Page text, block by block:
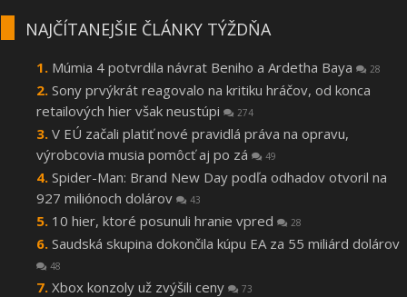
NAJČÍTANEJŠIE ČLÁNKY TÝŽDŇA
Múmia 4 potvrdila návrat Beniho a Ardetha Baya 28
Sony prvýkrát reagovalo na kritiku hráčov, od konca
retailových hier však neustúpi
274
V EÚ začali platiť nové pravidlá práva na opravu,
výrobcovia musia pomôcť aj po zá
49
Spider-Man: Brand New Day podľa odhadov otvoril na
927 miliónoch dolárov
43
10 hier, ktoré posunuli hranie vpred 28
Saudská skupina dokončila kúpu EA za 55 miliárd dolárov
48
Xbox konzoly už zvýšili ceny 73